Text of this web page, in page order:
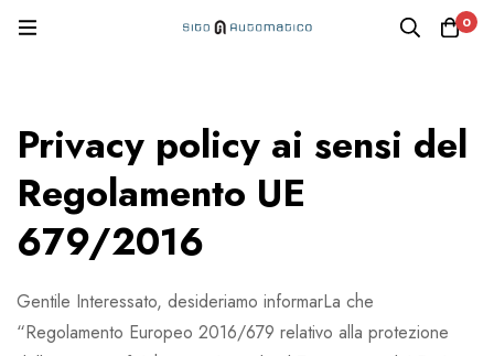
0
Privacy policy ai sensi del
Regolamento UE
679/2016
Gentile Interessato, desideriamo informarLa che
“Regolamento Europeo 2016/679 relativo alla protezione